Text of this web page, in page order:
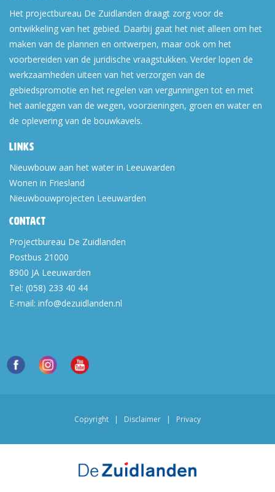
Het projectbureau De Zuidlanden draagt zorg voor de
ontwikkeling van het gebied. Daarbij gaat het niet alleen om het
maken van de plannen en ontwerpen, maar ook om het
voorbereiden van de juridische vraagstukken. Verder lopen de
werkzaamheden uiteen van het verzorgen van de
gebiedspromotie en het regelen van vergunningen tot en met
het aanleggen van de wegen, voorzieningen, groen en water en
de oplevering van de bouwkavels.
Links
Nieuwbouw aan het water in Leeuwarden
Wonen in Friesland
Nieuwbouwprojecten Leeuwarden
Contact
Projectbureau De Zuidlanden
Postbus 21000
8900 JA Leeuwarden
Tel: (058) 233 40 44
E-mail: info@dezuidlanden.nl
Copyright | Disclaimer | Privacy